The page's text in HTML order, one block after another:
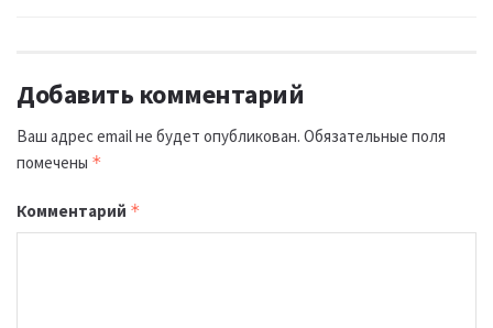
Добавить комментарий
Ваш адрес email не будет опубликован. Обязательные поля
помечены *
Комментарий *